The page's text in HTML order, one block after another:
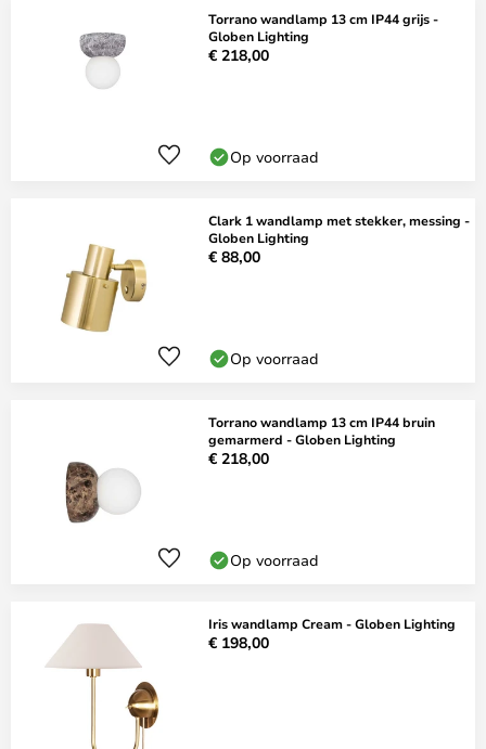
Torrano wandlamp 13 cm IP44 grijs -
Globen Lighting
€ 218,00
Op voorraad
Clark 1 wandlamp met stekker, messing -
Globen Lighting
€ 88,00
Op voorraad
Torrano wandlamp 13 cm IP44 bruin
gemarmerd - Globen Lighting
€ 218,00
Op voorraad
Iris wandlamp Cream - Globen Lighting
€ 198,00